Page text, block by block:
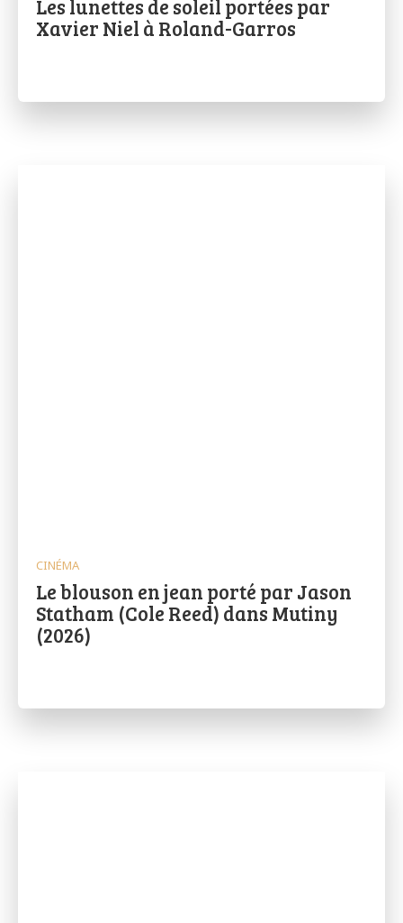
Les lunettes de soleil portées par
Xavier Niel à Roland-Garros
CINÉMA
Le blouson en jean porté par Jason
Statham (Cole Reed) dans Mutiny
(2026)